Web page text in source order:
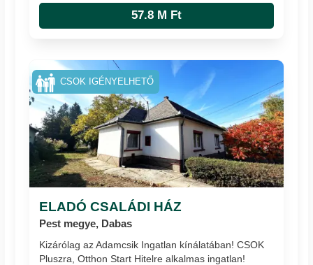
57.8 M Ft
ELADÓ CSALÁDI HÁZ
Pest megye, Dabas
Kizárólag az Adamcsik Ingatlan kínálatában! CSOK
Pluszra, Otthon Start Hitelre alkalmas ingatlan!
CSOK IGÉNYELHETŐ